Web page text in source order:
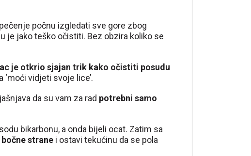
počnu izgledati sve gore zbog
je jako teško očistiti. Bez obzira koliko se
je otkrio sjajan trik kako očistiti posudu
vidjeti svoje lice’.
da su vam za rad potrebni samo
bikarbonu, a onda bijeli ocat. Zatim sa
strane i ostavi tekućinu da se pola